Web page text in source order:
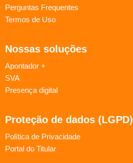
Perguntas Frequentes
Termos de Uso
Nossas soluções
Apontador +
SVA
Presença digital
Proteção de dados (LGPD)
Política de Privacidade
Portal do Titular